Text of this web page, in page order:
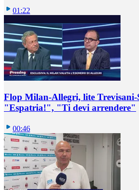
01:22
Flop Milan-Allegri, lite
"Espatria!", "Ti devi arrendere"
00:46